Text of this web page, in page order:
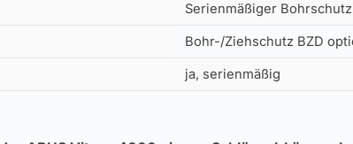
Serienmäßiger
Bohr-/Ziehschutz BZD
ja, serienmäßig